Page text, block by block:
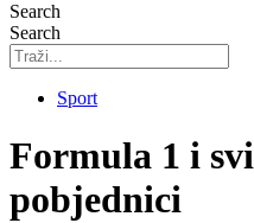
Search
Search
Sport
Formula 1 i
pobjednici